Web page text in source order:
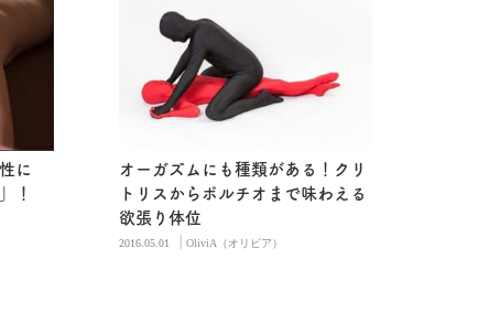
に
！
オーガズムにも種類がある！クリ
トリスからポルチオまで味わえる
欲張り体位
2016.05.01 | OliviA（オリビア）